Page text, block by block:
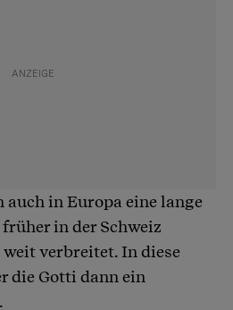
auch in Europa eine lange
in der Schweiz
verbreitet. In diese
die Gotti dann ein